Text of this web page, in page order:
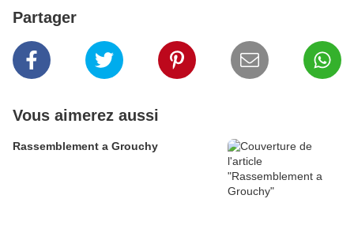
Partager
Vous aimerez aussi
Rassemblement a Grouchy